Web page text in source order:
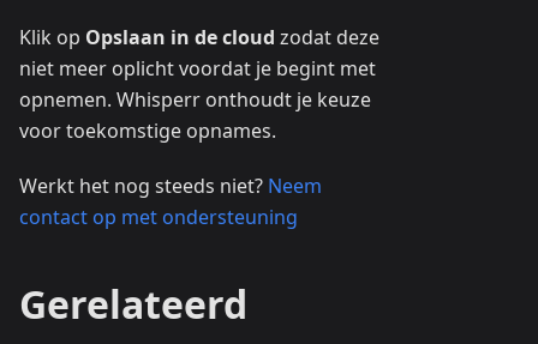
Klik op Opslaan in de cloud zodat deze
niet meer oplicht voordat je begint met
opnemen. Whisperr onthoudt je keuze
voor toekomstige opnames.
Werkt het nog steeds niet? Neem
contact op met ondersteuning
Gerelateerd